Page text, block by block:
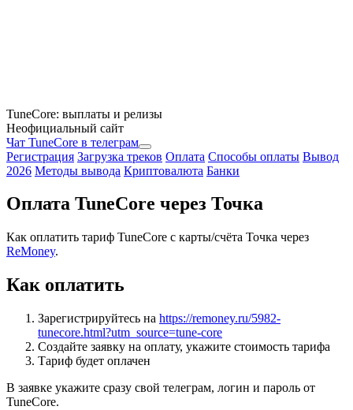
TuneCore: выплаты и релизы
Неофициальный сайт
Чат TuneCore в телеграм
Регистрация Загрузка треков Оплата Способы оплаты Вывод
2026 Методы вывода Криптовалюта Банки
Оплата TuneCore через Точка
Как оплатить тариф TuneCore с карты/счёта Точка через
ReMoney.
Как оплатить
Зарегистрируйтесь на https://remoney.ru/5982-
tunecore.html?utm_source=tune-core
Создайте заявку на оплату, укажите стоимость тарифа
Тариф будет оплачен
В заявке укажите сразу свой телеграм, логин и пароль от
TuneCore.